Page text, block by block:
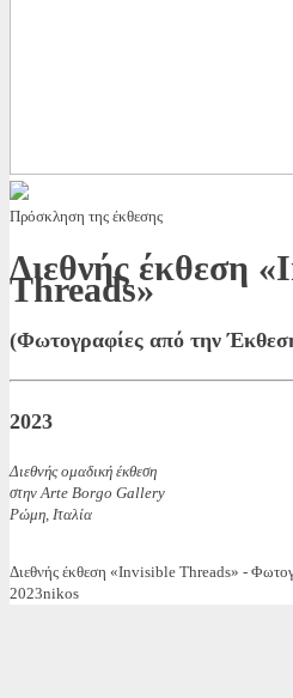
Πρόσκληση της έκθεσης
Διεθνής έκθεση
Threads»
(Φωτογραφίες από την
2023
Διεθνής ομαδική έκθεση
στην Arte Borgo Gallery
Ρώμη, Ιταλία
Διεθνής έκθεση «Invisible Threads» -
2023nikos